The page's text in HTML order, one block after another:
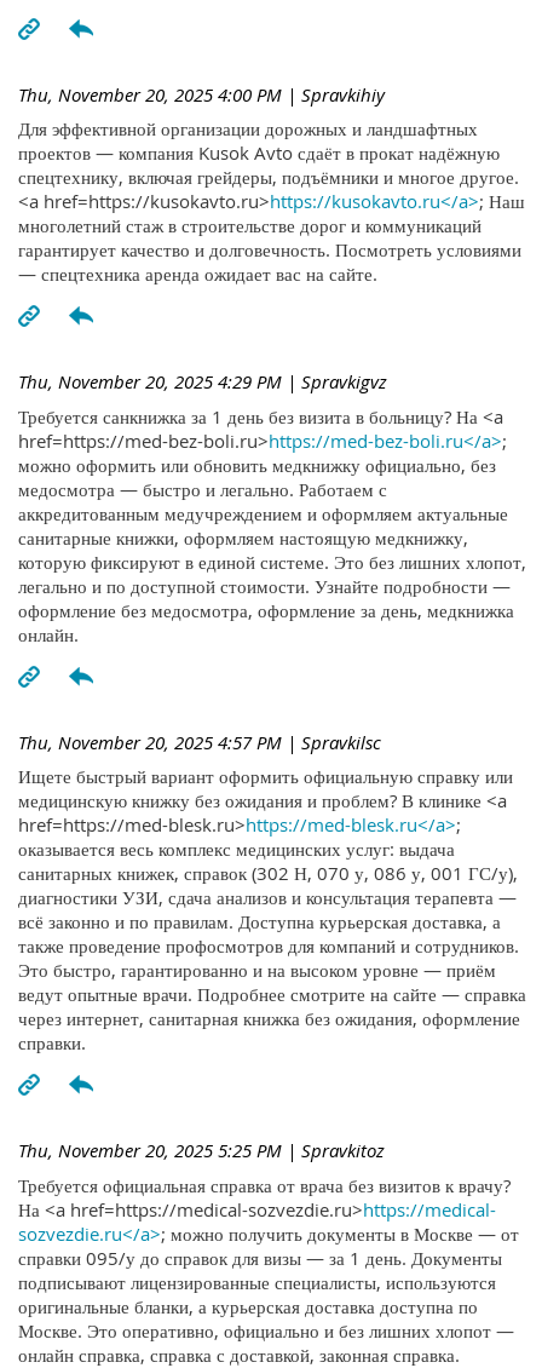
Thu, November 20, 2025 4:00 PM | Spravkihiy
Для эффективной организации дорожных и ландшафтных
проектов — компания Kusok Avto сдаёт в прокат надёжную
спецтехнику, включая грейдеры, подъёмники и многое другое.
<a href=https://kusokavto.ru>https://kusokavto.ru</a>; Наш
многолетний стаж в строительстве дорог и коммуникаций
гарантирует качество и долговечность. Посмотреть условиями
— спецтехника аренда ожидает вас на сайте.
Thu, November 20, 2025 4:29 PM | Spravkigvz
Требуется санкнижка за 1 день без визита в больницу? На <a
href=https://med-bez-boli.ru>https://med-bez-boli.ru</a>;
можно оформить или обновить медкнижку официально, без
медосмотра — быстро и легально. Работаем с
аккредитованным медучреждением и оформляем актуальные
санитарные книжки, оформляем настоящую медкнижку,
которую фиксируют в единой системе. Это без лишних хлопот,
легально и по доступной стоимости. Узнайте подробности —
оформление без медосмотра, оформление за день, медкнижка
онлайн.
Thu, November 20, 2025 4:57 PM | Spravkilsc
Ищете быстрый вариант оформить официальную справку или
медицинскую книжку без ожидания и проблем? В клинике <a
href=https://med-blesk.ru>https://med-blesk.ru</a>;
оказывается весь комплекс медицинских услуг: выдача
санитарных книжек, справок (302 Н, 070 у, 086 у, 001 ГС/у),
диагностики УЗИ, сдача анализов и консультация терапевта —
всё законно и по правилам. Доступна курьерская доставка, а
также проведение профосмотров для компаний и сотрудников.
Это быстро, гарантированно и на высоком уровне — приём
ведут опытные врачи. Подробнее смотрите на сайте — справка
через интернет, санитарная книжка без ожидания, оформление
справки.
Thu, November 20, 2025 5:25 PM | Spravkitoz
Требуется официальная справка от врача без визитов к врачу?
На <a href=https://medical-sozvezdie.ru>https://medical-
sozvezdie.ru</a>; можно получить документы в Москве — от
справки 095/у до справок для визы — за 1 день. Документы
подписывают лицензированные специалисты, используются
оригинальные бланки, а курьерская доставка доступна по
Москве. Это оперативно, официально и без лишних хлопот —
онлайн справка, справка с доставкой, законная справка.